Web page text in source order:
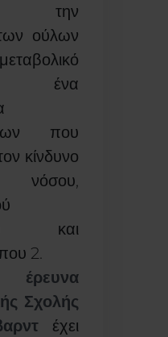
την
ούλων
ένα
που
κίνδυνο
νόσου,
και
2.
έρευνα
Σχολής
έχει